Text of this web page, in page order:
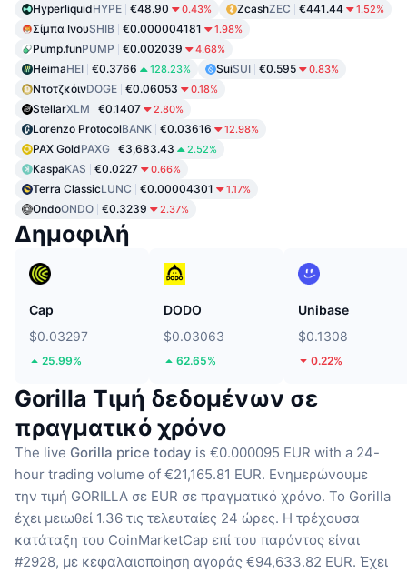
HyperliquidHYPE €48.90 0.43% ZcashZEC €441.44 1.52%
Σίμπα ΙνουSHIB €0.000004181 1.98%
Pump.funPUMP €0.002039 4.68%
HeimaHEI €0.3766 128.23% SuiSUI €0.595 0.83%
ΝτοτζκόινDOGE €0.06053 0.18%
StellarXLM €0.1407 2.80%
Lorenzo ProtocolBANK €0.03616 12.98%
PAX GoldPAXG €3,683.43 2.52%
KaspaKAS €0.0227 0.66%
Terra ClassicLUNC €0.00004301 1.17%
OndoONDO €0.3239 2.37%
Δημοφιλή
Cap
$0.03297
25.99%
DODO
$0.03063
62.65%
Unibase
$0.1308
0.22%
Gorilla Τιμή δεδομένων σε
πραγματικό χρόνο
The live Gorilla price today is €0.000095 EUR with a 24-
hour trading volume of €21,165.81 EUR. Ενημερώνουμε
την τιμή GORILLA σε EUR σε πραγματικό χρόνο. Το Gorilla
έχει μειωθεί 1.36 τις τελευταίες 24 ώρες. Η τρέχουσα
κατάταξη του CoinMarketCap επί του παρόντος είναι
#2928, με κεφαλαιοποίηση αγοράς €94,633.82 EUR. Έχει